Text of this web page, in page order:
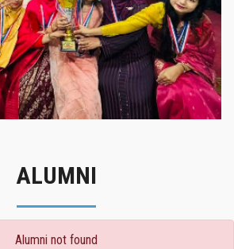
ALUMNI
Alumni not found